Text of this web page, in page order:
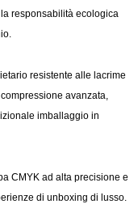
responsabilità ecologica
resistente alle lacrime
avanzata,
imballaggio in
CMYK ad alta precisione e
di unboxing di lusso.